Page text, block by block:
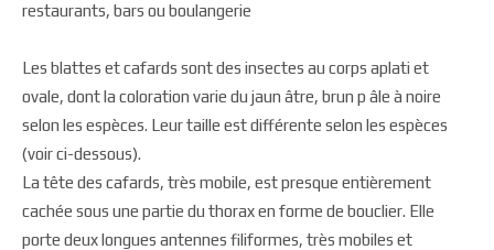
restaurants, bars ou boulangerie
Les blattes et cafards sont des insectes au corps aplati et
ovale, dont la coloration varie du jaun âtre, brun p âle à noire
selon les espèces. Leur taille est différente selon les espèces
(voir ci-dessous).
La tête des cafards, très mobile, est presque entièrement
cachée sous une partie du thorax en forme de bouclier. Elle
porte deux longues antennes filiformes, très mobiles et